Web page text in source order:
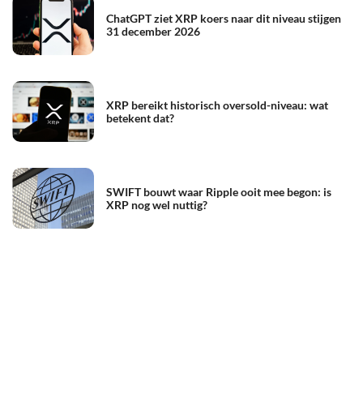
ChatGPT ziet XRP koers naar dit niveau stijgen
31 december 2026
XRP bereikt historisch oversold-niveau: wat
betekent dat?
SWIFT bouwt waar Ripple ooit mee begon: is
XRP nog wel nuttig?